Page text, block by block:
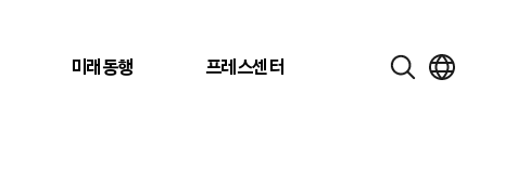
미래동행 프레스센터